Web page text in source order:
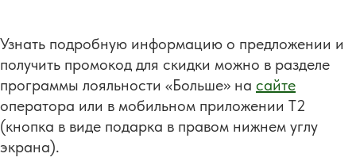
Узнать подробную информацию о предложении и
получить промокод для скидки можно в разделе
программы лояльности «Больше» на сайте
оператора или в мобильном приложении T2
(кнопка в виде подарка в правом нижнем углу
экрана).